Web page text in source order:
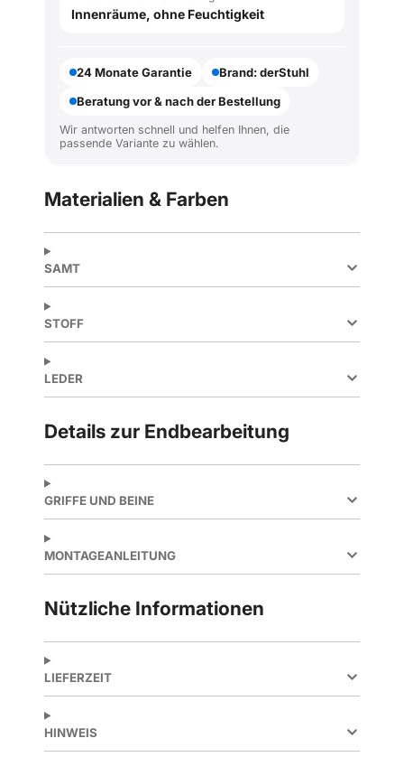
Innenräume, ohne Feuchtigkeit
24 Monate Garantie
Brand: derStuhl
Beratung vor & nach der Bestellung
Wir antworten schnell und helfen Ihnen, die
passende Variante zu wählen.
Materialien & Farben
SAMT
STOFF
LEDER
Details zur Endbearbeitung
GRIFFE UND BEINE
MONTAGEANLEITUNG
Nützliche Informationen
LIEFERZEIT
HINWEIS